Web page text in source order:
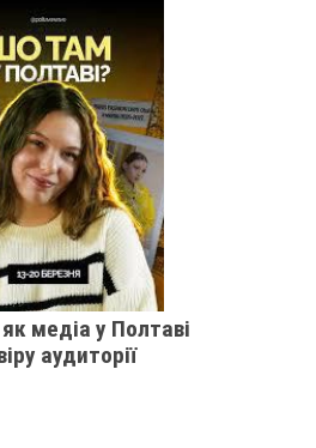
медіа у Полтаві
аудиторії